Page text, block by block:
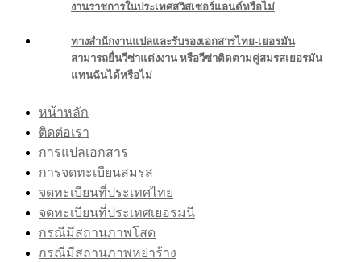
งานราชการในประเทศสวิสเซอร์แลนด์หรือไม่
ทางสำนักงานแปลและรับรองเอกสารไทย-เยอรมัน
สามารถยื่นวีซ่าแต่งงาน หรือวีซ่าติดตามคู่สมรสเยอรมัน
แทนฉันได้หรือไม่
หน้าหลัก
ติดต่อเรา
การแปลเอกสาร
การจดทะเบียนสมรส
จดทะเบียนที่ประเทศไทย
จดทะเบียนที่ประเทศเยอรมนี
กรณีมีสถานภาพโสด
กรณีมีสถานภาพหย่าร้าง